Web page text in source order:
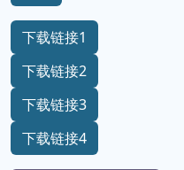
下载链接1
下载链接2
下载链接3
下载链接4